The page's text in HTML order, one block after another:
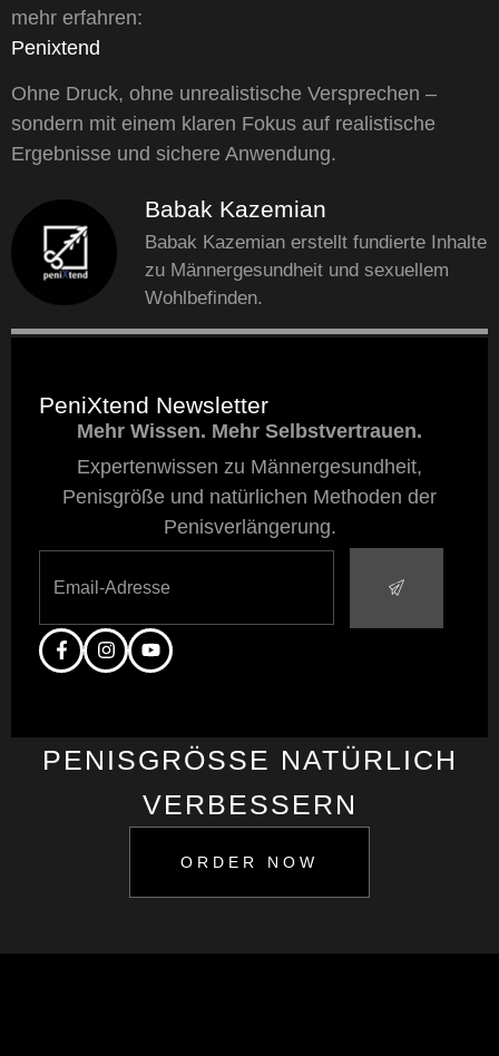
Babak Kazemian
Babak Kazemian erstellt fundierte Inhalte
zu Männergesundheit und sexuellem
Wohlbefinden.
PeniXtend Newsletter
Mehr Wissen. Mehr Selbstvertrauen.
Expertenwissen zu Männergesundheit,
Penisgröße und natürlichen Methoden der
Penisverlängerung.
PENISGRÖSSE NATÜRLICH V
ERBESSERN
ORDER NOW
mehr erfahren:
Penixtend
Ohne Druck, ohne unrealistische Versprechen –
sondern mit einem klaren Fokus auf realistische
Ergebnisse und sichere Anwendung.